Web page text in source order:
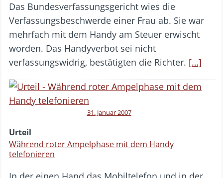
Das Bundesverfassungsgericht wies die
Verfassungsbeschwerde einer Frau ab. Sie war
mehrfach mit dem Handy am Steuer erwischt
worden. Das Handyverbot sei nicht
verfassungswidrig, bestätigten die Richter. […]
31. Januar 2007
Urteil
Während roter Ampelphase mit dem Handy
telefonieren